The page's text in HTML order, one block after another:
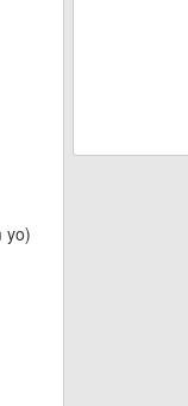
yo)